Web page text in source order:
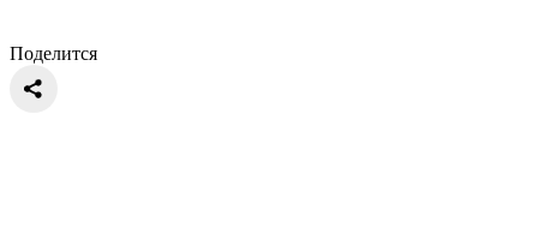
Поделится